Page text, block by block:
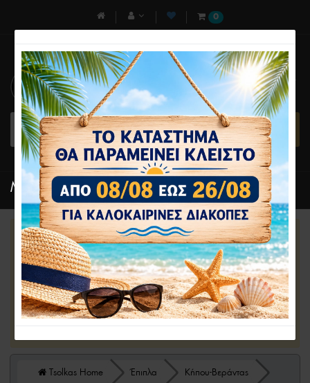
0
Το ηλεκτρονικό μας
κατάστημα θα παραμείνει
κλειστό απο 08/08 εώς
26/08.
Tsolkas Home Έπιπλα Κήπου-Βεράντας